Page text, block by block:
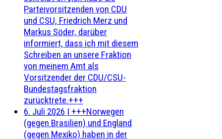
Parteivorsitzenden von CDU
und CSU, Friedrich Merz und
Markus Söder, darüber
informiert, dass ich mit diesem
Schreiben an unsere Fraktion
von meinem Amt als
Vorsitzender der CDU/CSU-
Bundestagsfraktion
zurücktrete.+++
6. Juli 2026 | +++Norwegen
(gegen Brasilien) und England
(gegen Mexiko) haben in der